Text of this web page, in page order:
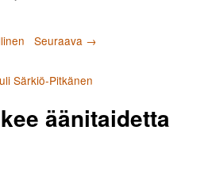
Seuraava →
äänitaidetta
Särkiö-Pitkänen